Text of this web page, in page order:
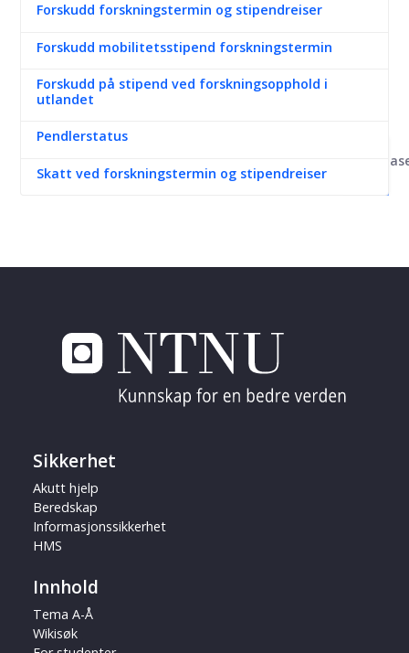
Forskudd forskningstermin og stipendreiser
Forskudd mobilitetsstipend forskningstermin
Forskudd på stipend ved forskningsopphold i
utlandet
Pendlerstatus
Skatt ved forskningstermin og stipendreiser
Sikkerhet
Akutt hjelp
Beredskap
Informasjonssikkerhet
HMS
Innhold
Tema A-Å
Wikisøk